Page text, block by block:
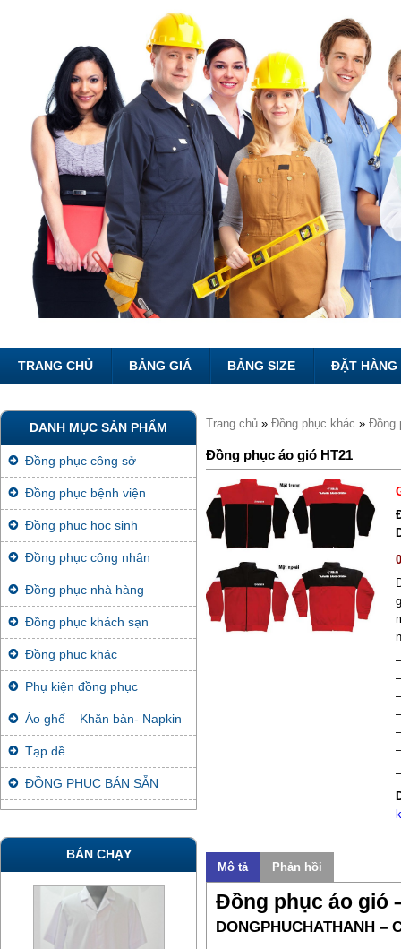
TRANG CHỦ BẢNG GIÁ BẢNG SIZE ĐẶT HÀNG
Trang chủ » Đồng phục khác » Đồng
Đồng phục áo gió HT21
Mô tả Phản hồi
Đồng phục áo gió
DONGPHUCHATHANH –
DANH MỤC SẢN PHẨM
Đồng phục công sở
Đồng phục bệnh viện
Đồng phục học sinh
Đồng phục công nhân
Đồng phục nhà hàng
Đồng phục khách sạn
Đồng phục khác
Phụ kiện đồng phục
Áo ghế – Khăn bàn- Napkin
Tạp dề
ĐỒNG PHỤC BÁN SẴN
BÁN CHẠY
Đồng phục bác sỹ MC 01